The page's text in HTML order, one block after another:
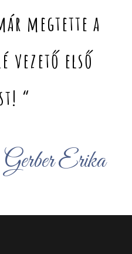
megtette a
vezető első
“
Erika